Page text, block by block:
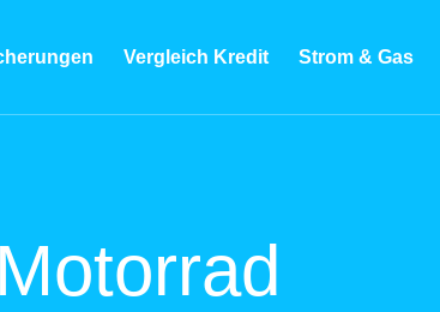
Vergleich Kredit Strom & Gas
Motorrad